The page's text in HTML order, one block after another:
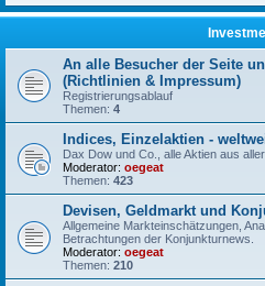
An alle Besucher der Seite
(Richtlinien & Impressum)
Registrierungsablauf
Themen: 4
Indices, Einzelaktien -
Dax Dow und Co., alle Aktien aus
Moderator: oegeat
Themen: 423
Devisen, Geldmarkt und
Allgemeine Markteinschätzungen,
Betrachtungen der Konjunkturnews.
Moderator: oegeat
Themen: 210